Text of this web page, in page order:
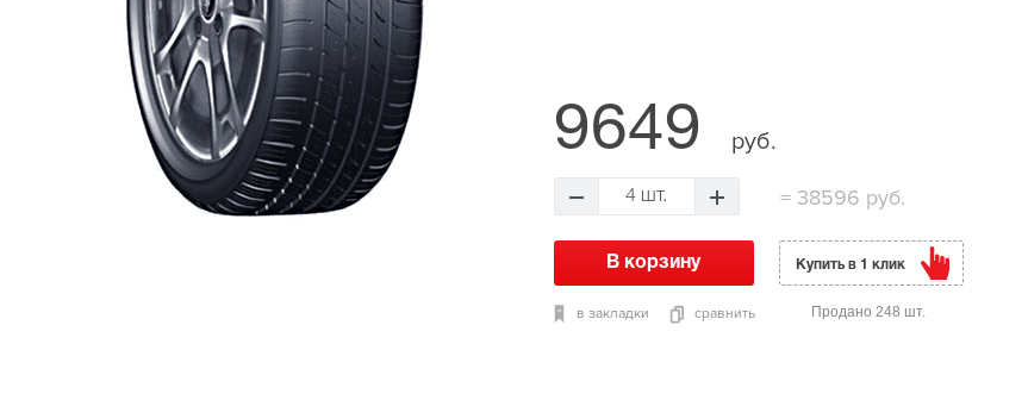
9649 руб.
4 шт. =38596 руб.
в закладки сравнить
Купить в 1 клик
Продано 248 шт.